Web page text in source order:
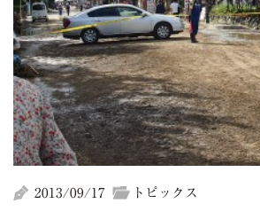
2013/09/17 トピックス